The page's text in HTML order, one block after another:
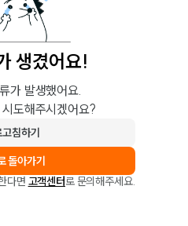
생겼어요!
가 발생했어요.
도해주시겠어요?
침하기
돌아가기
다면 고객센터로 문의해주세요.